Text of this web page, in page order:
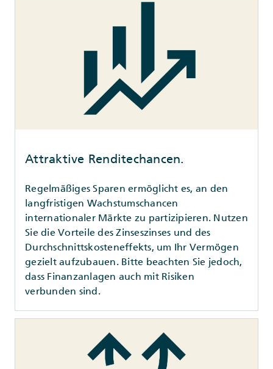
Attraktive Renditechancen.
Regelmäßiges Sparen ermöglicht es, an den
langfristigen Wachstumschancen
internationaler Märkte zu partizipieren. Nutzen
Sie die Vorteile des Zinseszinses und des
Durchschnittskosteneffekts, um Ihr Vermögen
gezielt aufzubauen. Bitte beachten Sie jedoch,
dass Finanzanlagen auch mit Risiken
verbunden sind.